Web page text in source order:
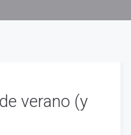
verano (y